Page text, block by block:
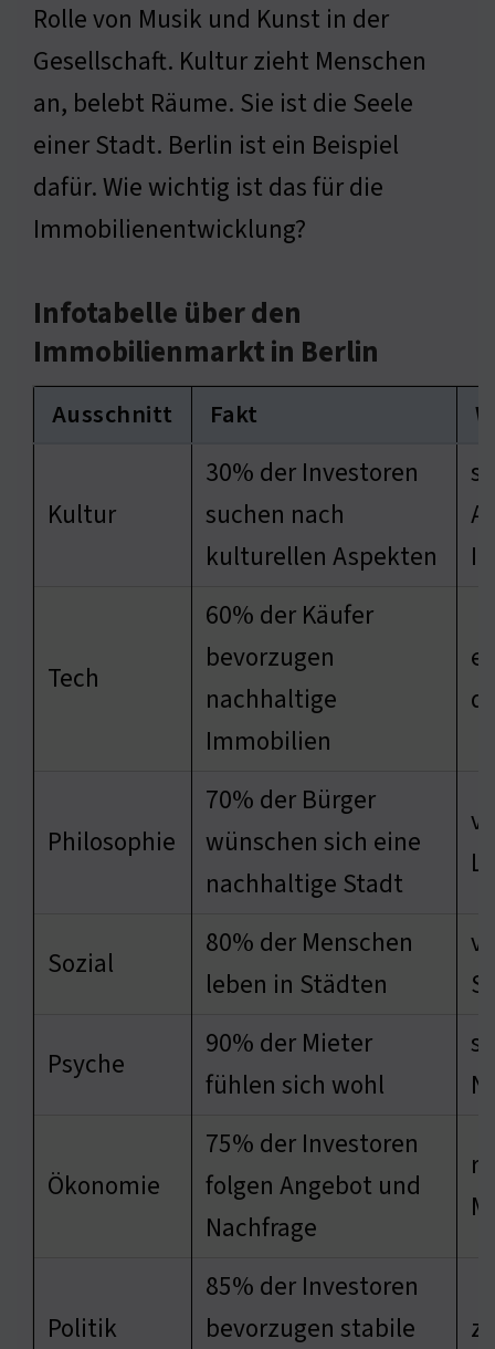
Rolle von Musik und Kunst in der
Gesellschaft. Kultur zieht Menschen
an, belebt Räume. Sie ist die Seele
einer Stadt. Berlin ist ein Beispiel
dafür. Wie wichtig ist das für die
Immobilienentwicklung?
Infotabelle über den
Immobilienmarkt in Berlin
Ausschnitt Fakt
Kultur
30% der Investoren
suchen nach
kulturellen Aspekten
Tech
60% der Käufer
bevorzugen
nachhaltige
Immobilien
Philosophie
70% der Bürger
wünschen sich eine
nachhaltige Stadt
Sozial
80% der Menschen
leben in Städten
Psyche
90% der Mieter
fühlen sich wohl
Ökonomie
75% der Investoren
folgen Angebot und
Nachfrage
Politik
85% der Investoren
bevorzugen stabile